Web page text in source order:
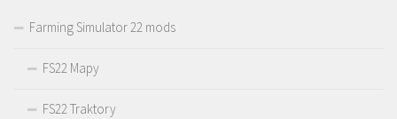
Farming Simulator 22 mods
FS22 Mapy
FS22 Traktory